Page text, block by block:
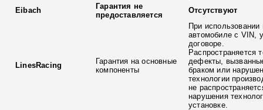
Eibach
Гарантия не
предоставляется
Отсутствуют
LinesRacing
Гарантия на основные
компоненты
При использовании
автомобиле с VIN,
договоре.
Распространяется
дефекты,
браком или
технологии
не
нарушения
установке.